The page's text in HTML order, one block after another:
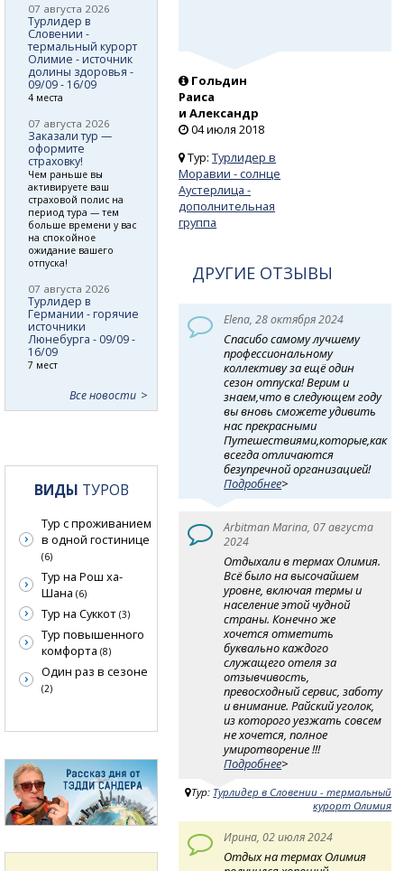
Гольдин
Раиса
и Александр
04 июля 2018
Тур:Турлидер в
Моравии - солнце
Аустерлица -
дополнительная
группа
ДРУГИЕ ОТЗЫВЫ
Elena, 28 октября 2024
Спасибо самому лучшему
профессиональному
коллективу за ещё один
сезон отпуска! Верим и
знаем,что в следующем году
вы вновь сможете удивить
нас прекрасными
Путешествиями,которые,как
всегда отличаются
безупречной организацией!
Подробнее>
Arbitman Marina, 07 августа
2024
Отдыхали в термах Олимия.
Всё было на высочайшем
уровне, включая термы и
население этой чудной
страны. Конечно же
хочется отметить
буквально каждого
служащего отеля за
отзывчивость,
превосходный сервис, заботу
и внимание. Райский уголок,
из которого уезжать совсем
не хочется, полное
умиротворение !!!
Подробнее>
Тур: Турлидер в Словении - термальный
курорт Олимия
Ирина, 02 июля 2024
Отдых на термах Олимия
07 августа 2026
Турлидер в
Словении -
термальный курорт
Олимие - источник
долины здоровья -
09/09 - 16/09
4 места
07 августа 2026
Заказали тур —
оформите
страховку!
Чем раньше вы
активируете ваш
страховой полис на
период тура — тем
больше времени у вас
на спокойное
ожидание вашего
отпуска!
07 августа 2026
Турлидер в
Германии - горячие
источники
Люнебурга - 09/09 -
16/09
7 мест
Все новости
ВИДЫ ТУРОВ
Тур с проживанием
в одной гостинице
(6)
Тур на Рош ха-
Шана (6)
Тур на Суккот (3)
Тур повышенного
комфорта (8)
Один раз в сезоне
(2)